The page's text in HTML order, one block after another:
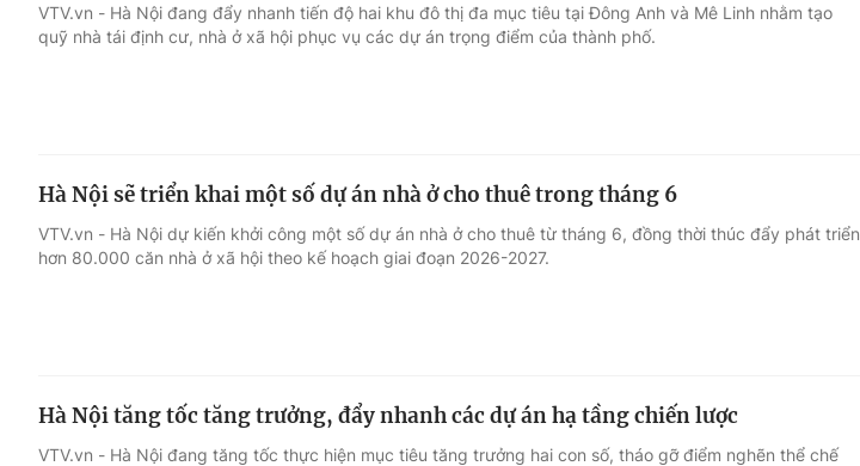
VTV.vn - Hà Nội đang đẩy nhanh tiến độ hai khu đô thị đa mục tiêu tại Đông Anh và Mê Linh nhằm tạo
quỹ nhà tái định cư, nhà ở xã hội phục vụ các dự án trọng điểm của thành phố.
Hà Nội sẽ triển khai một số dự án nhà ở cho thuê trong tháng 6
VTV.vn - Hà Nội dự kiến khởi công một số dự án nhà ở cho thuê từ tháng 6, đồng thời thúc đẩy phát triển
hơn 80.000 căn nhà ở xã hội theo kế hoạch giai đoạn 2026-2027.
Hà Nội tăng tốc tăng trưởng, đẩy nhanh các dự án hạ tầng chiến lược
VTV.vn - Hà Nội đang tăng tốc thực hiện mục tiêu tăng trưởng hai con số, tháo gỡ điểm nghẽn thể chế